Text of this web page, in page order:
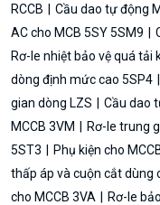
RCCB
Cầu dao tự động
AC cho MCB 5SY 5SM9
Rơ-le nhiệt bảo vệ quá tải
dòng định mức cao 5SP4
gian dòng LZS
Cầu dao
MCCB 3VM
Rơ-le trung
5ST3
Phụ kiện cho
thấp áp và cuộn cắt dùng
cho MCCB 3VA
Rơ-le